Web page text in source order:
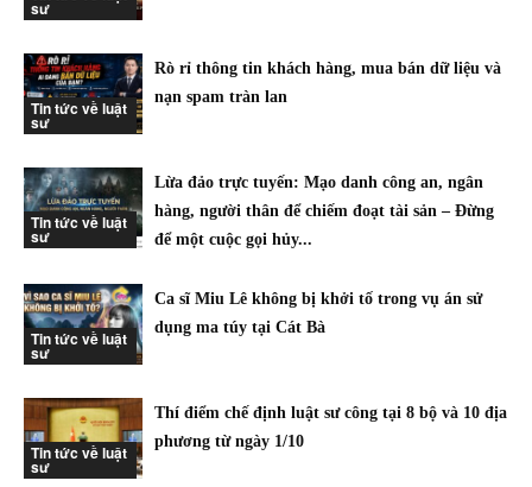
sư
Tin tức về luật
sư
Rò rỉ thông tin khách hàng, mua bán dữ liệu và
nạn spam tràn lan
Tin tức về luật
sư
Lừa đảo trực tuyến: Mạo danh công an, ngân
hàng, người thân để chiếm đoạt tài sản – Đừng
để một cuộc gọi hủy...
Tin tức về luật
sư
Ca sĩ Miu Lê không bị khởi tố trong vụ án sử
dụng ma túy tại Cát Bà
Tin tức về luật
sư
Thí điểm chế định luật sư công tại 8 bộ và 10 địa
phương từ ngày 1/10